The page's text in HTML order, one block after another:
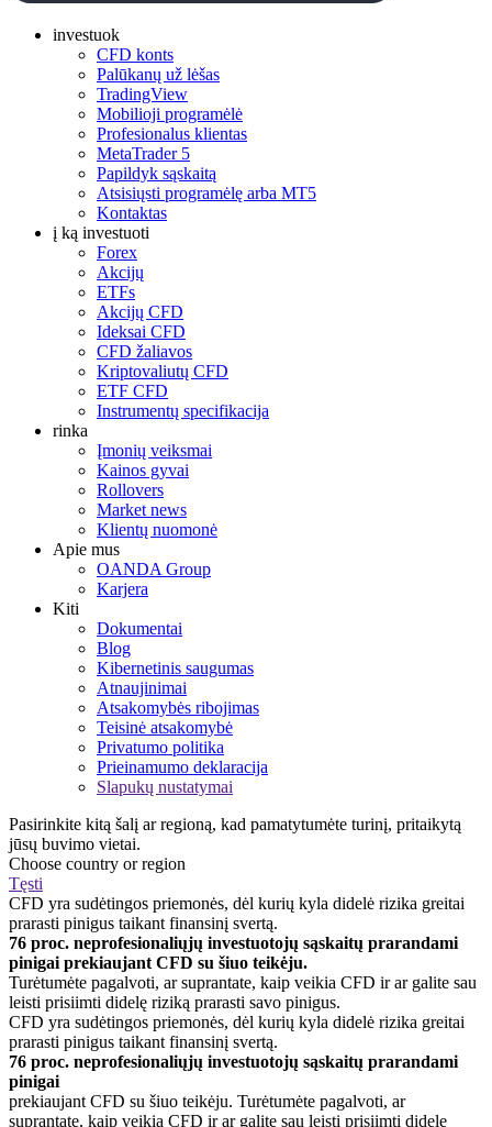
investuok
CFD konts
Palūkanų už lėšas
TradingView
Mobilioji programėlė
Profesionalus klientas
MetaTrader 5
Papildyk sąskaitą
Atsisiųsti programėlę arba MT5
Kontaktas
į ką investuoti
Forex
Akcijų
ETFs
Akcijų CFD
Ideksai CFD
CFD žaliavos
Kriptovaliutų CFD
ETF CFD
Instrumentų specifikacija
rinka
Įmonių veiksmai
Kainos gyvai
Rollovers
Market news
Klientų nuomonė
Apie mus
OANDA Group
Karjera
Kiti
Dokumentai
Blog
Kibernetinis saugumas
Atnaujinimai
Atsakomybės ribojimas
Teisinė atsakomybė
Privatumo politika
Prieinamumo deklaracija
Slapukų nustatymai
Pasirinkite kitą šalį ar regioną, kad pamatytumėte turinį, pritaikytą
jūsų buvimo vietai.
Choose country or region
Tęsti
CFD yra sudėtingos priemonės, dėl kurių kyla didelė rizika greitai
prarasti pinigus taikant finansinį svertą.
76 proc. neprofesionaliųjų investuotojų sąskaitų prarandami
pinigai prekiaujant CFD su šiuo teikėju.
Turėtumėte pagalvoti, ar suprantate, kaip veikia CFD ir ar galite sau
leisti prisiimti didelę riziką prarasti savo pinigus.
CFD yra sudėtingos priemonės, dėl kurių kyla didelė rizika greitai
prarasti pinigus taikant finansinį svertą.
76 proc. neprofesionaliųjų investuotojų sąskaitų prarandami
pinigai
prekiaujant CFD su šiuo teikėju. Turėtumėte pagalvoti, ar
suprantate, kaip veikia CFD ir ar galite sau leisti prisiimti didelę